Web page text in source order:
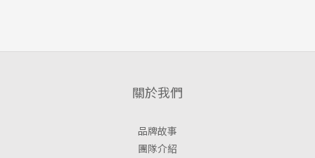
關於我們
品牌故事
團隊介紹